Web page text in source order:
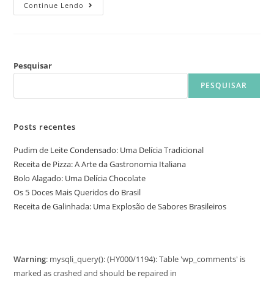
Continue Lendo
Pesquisar
PESQUISAR
Posts recentes
Pudim de Leite Condensado: Uma Delícia Tradicional
Receita de Pizza: A Arte da Gastronomia Italiana
Bolo Alagado: Uma Delícia Chocolate
Os 5 Doces Mais Queridos do Brasil
Receita de Galinhada: Uma Explosão de Sabores Brasileiros
Warning: mysqli_query(): (HY000/1194): Table 'wp_comments' is
marked as crashed and should be repaired in